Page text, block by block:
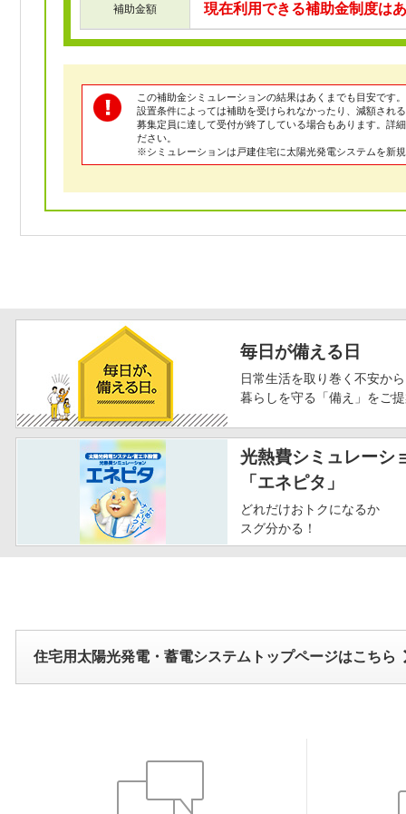
補助金額 現在利用できる補助金制度は
この補助金シミュレーションの結果はあくまでも目安です。
設置条件によっては補助を受けられなかったり、減額され
募集定員に達して受付が終了している場合もあります。詳
ださい。
※シミュレーションは戸建住宅に太陽光発電システムを新
毎日が備える日
日常生活を取り巻く不安から
暮らしを守る「備え」をご
光熱費シミュレーシ
「エネピタ」
どれだけおトクになるか
スグ分かる！
住宅用太陽光発電・蓄電システムトップページはこちら